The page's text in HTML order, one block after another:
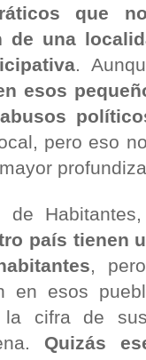
que
de una
.
esos
pero eso
de
país tienen
,
en esos
cifra de
Quizás